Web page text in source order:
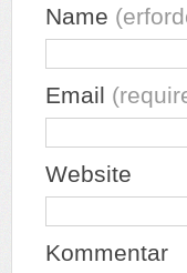
Name
Email
Website
Kommentar